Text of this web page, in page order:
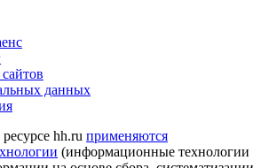
данных
hh.ru применяются
(информационные технологии